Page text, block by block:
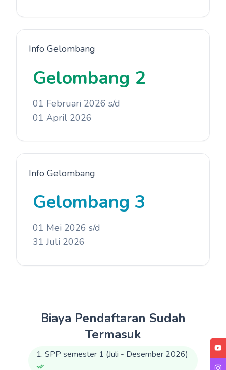
Info Gelombang
Gelombang 2
01 Februari 2026 s/d
01 April 2026
Info Gelombang
Gelombang 3
01 Mei 2026 s/d
31 Juli 2026
Biaya Pendaftaran Sudah
Termasuk
1. SPP semester 1 (Juli - Desember 2026)